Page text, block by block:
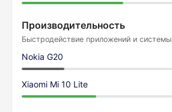
Производительность
Быстродействие приложений и системы
Nokia G20
Xiaomi Mi 10 Lite